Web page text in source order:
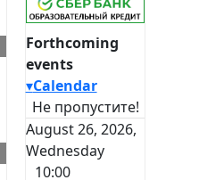
Forthcoming
events
▾Calendar
Не пропустите!
August 26, 2026,
Wednesday
10:00